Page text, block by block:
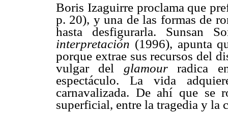
Boris Izaguirre proclama que
p. 20), y una de las formas de
hasta desfigurarla. Sunsan
interpretación (1996), apunta
porque extrae sus recursos del
vulgar del glamourradica
espectáculo. La vida
carnavalizada. De ahí que se
superficial, entre la tragedia y la